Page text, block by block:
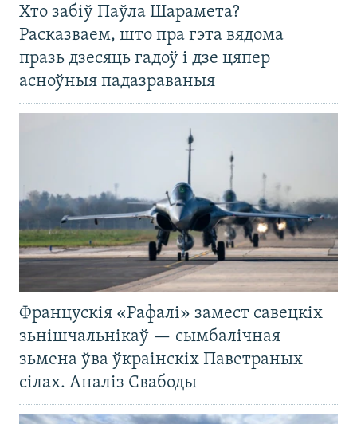
Хто забіў Паўла Шарамета?
Расказваем, што пра гэта вядома
празь дзесяць гадоў і дзе цяпер
асноўныя падазраваныя
Францускія «Рафалі» замест савецкіх
зьнішчальнікаў — сымбалічная
зьмена ўва ўкраінскіх Паветраных
сілах. Аналіз Свабоды